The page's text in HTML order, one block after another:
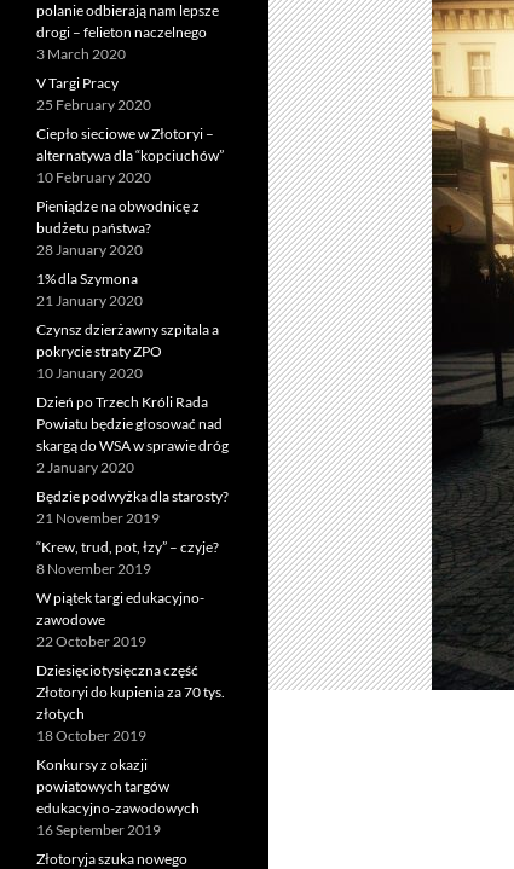
polanie odbierają nam lepsze
drogi – felieton naczelnego
3 March 2020
V Targi Pracy
25 February 2020
Ciepło sieciowe w Złotoryi –
alternatywa dla “kopciuchów”
10 February 2020
Pieniądze na obwodnicę z
budżetu państwa?
28 January 2020
1% dla Szymona
21 January 2020
Czynsz dzierżawny szpitala a
pokrycie straty ZPO
10 January 2020
Dzień po Trzech Króli Rada
Powiatu będzie głosować nad
skargą do WSA w sprawie dróg
2 January 2020
Będzie podwyżka dla starosty?
21 November 2019
“Krew, trud, pot, łzy” – czyje?
8 November 2019
W piątek targi edukacyjno-
zawodowe
22 October 2019
Dziesięciotysięczna część
Złotoryi do kupienia za 70 tys.
złotych
18 October 2019
Konkursy z okazji
powiatowych targów
edukacyjno-zawodowych
16 September 2019
Złotoryja szuka nowego